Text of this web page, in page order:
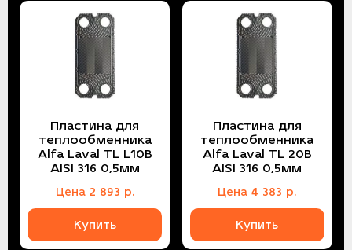
Пластина для
теплообменника
Alfa Laval TL L10B
AISI 316 0,5мм
Цена 2 893 р.
Купить
Пластина для
теплообменника
Alfa Laval TL 20B
AISI 316 0,5мм
Цена4 383 р.
Купить